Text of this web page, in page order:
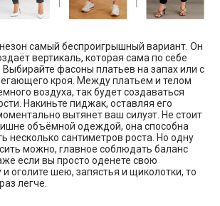
самый беспроигрышный вариант. Он
вертикаль, которая сама по себе
Выбирайте фасоны платьев на запах или с
кроя. Между платьем и телом
воздуха, так будет создаваться
Накиньте пиджак, оставляя его
вытянет ваш силуэт. Не стоит
объёмной одеждой, она способна
несколько сантиметров роста. Но одну
можно, главное соблюдать баланс
если вы просто оденете свою
оголите шею, запястья и щиколотки, то
легче.